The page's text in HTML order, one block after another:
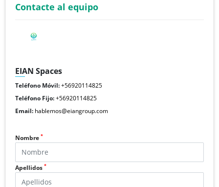
Contacte al equipo
EIAN Spaces
Teléfono Móvil:+56920114825
Teléfono Fijo:+56920114825
Email: hablemos@eiangroup.com
Nombre *
Apellidos *